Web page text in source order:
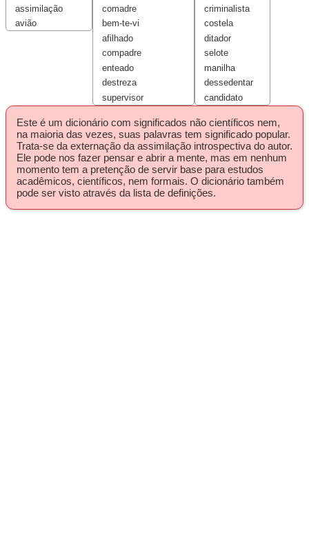
assimilação
avião
comadre
bem-te-vi
afilhado
compadre
enteado
destreza
supervisor
criminalista
costela
ditador
selote
manilha
dessedentar
candidato
Este é um dicionário com significados não científicos nem,
na maioria das vezes, suas palavras tem significado popular.
Trata-se da externação da assimilação introspectiva do autor.
Ele pode nos fazer pensar e abrir a mente, mas em nenhum
momento tem a pretenção de servir base para estudos
acadêmicos, científicos, nem formais. O dicionário também
pode ser visto através da lista de definições.